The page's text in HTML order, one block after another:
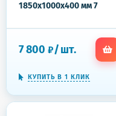
1850x1000x400 мм 7
7 800 ₽/шт.
КУПИТЬ В 1 КЛИК